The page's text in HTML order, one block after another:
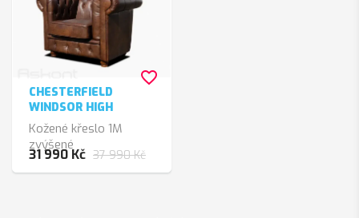
CHESTERFIELD
WINDSOR HIGH
Kožené křeslo 1M
zvýšené
31 990 Kč 37 990 Kč
favorite_border